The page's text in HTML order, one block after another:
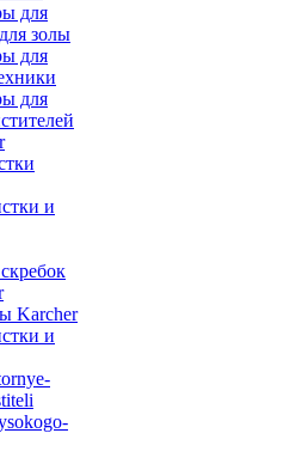
для
золы
для
для
и
Karcher
и